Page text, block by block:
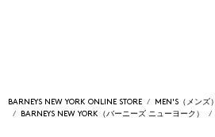
BARNEYS NEW YORK ONLINE STORE
MEN'S（メンズ）
BARNEYS NEW YORK（バーニーズ ニューヨーク）